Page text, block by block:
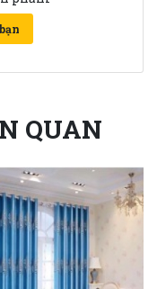
QUAN